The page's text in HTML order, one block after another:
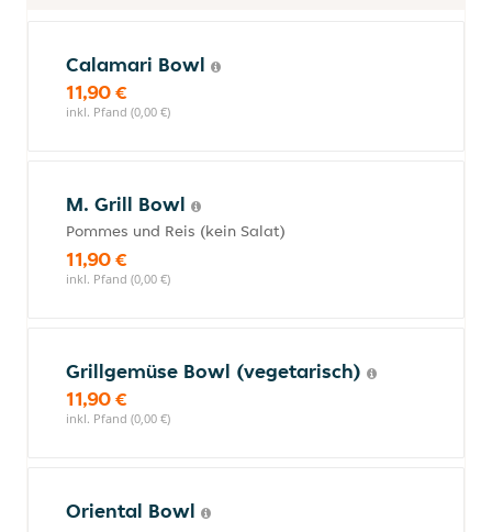
Calamari Bowl
11,90 €
inkl. Pfand (0,00 €)
M. Grill Bowl
Pommes und Reis (kein Salat)
11,90 €
inkl. Pfand (0,00 €)
Grillgemüse Bowl (vegetarisch)
11,90 €
inkl. Pfand (0,00 €)
Oriental Bowl